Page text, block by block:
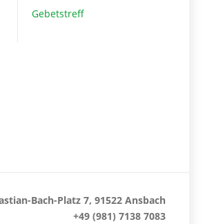
Gebetstreff
Bach-Platz 7, 91522 Ansbach
+49 (981) 7138 7083